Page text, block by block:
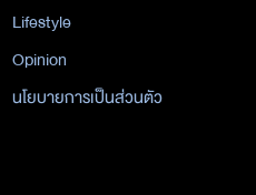
Lifestyle
Opinion
นโยบายการเป็นส่วนตัว